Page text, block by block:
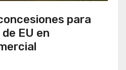
para
EU en